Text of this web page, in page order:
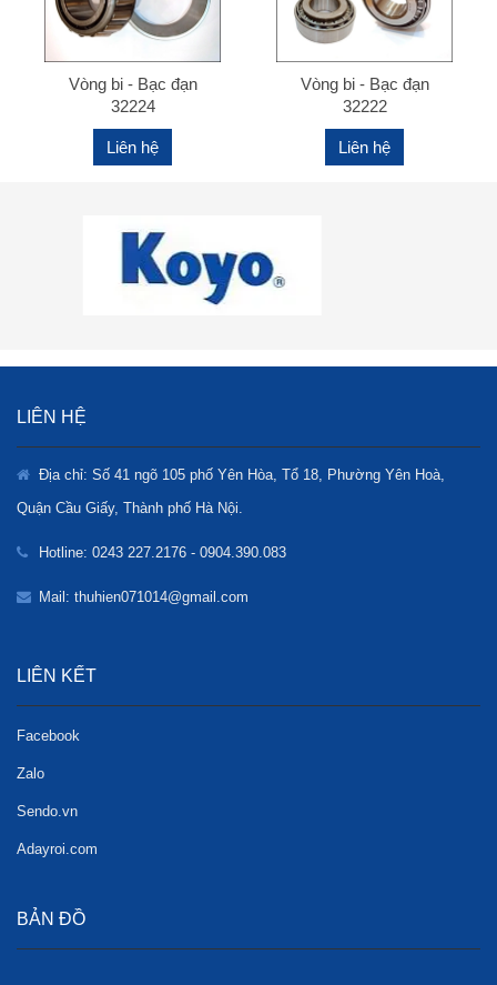
Vòng bi - Bạc đạn
32224
Liên hệ
Vòng bi - Bạc đạn
32222
Liên hệ
LIÊN HỆ
Địa chỉ: Số 41 ngõ 105 phố Yên Hòa, Tổ 18, Phường Yên Hoà,
Quận Cầu Giấy, Thành phố Hà Nội.
Hotline: 0243 227.2176 - 0904.390.083
Mail: thuhien071014@gmail.com
LIÊN KẾT
Facebook
Zalo
Sendo.vn
Adayroi.com
BẢN ĐỒ